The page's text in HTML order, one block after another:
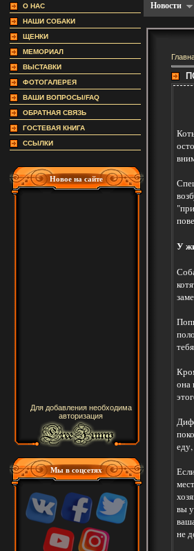
О НАС
НАШИ СОБАКИ
ЩЕНКИ
МЕМОРИАЛ
ВЫСТАВКИ
ФОТОГАЛЕРЕЯ
ВАШИ ВОПРОСЫ/FAQ
ОБРАТНАЯ СВЯЗЬ
ГОСТЕВАЯ КНИГА
ССЫЛКИ
Новое на сайте
Для добавления необходима
авторизация
Мы в соцсетях
Новости
У
она
вы
не